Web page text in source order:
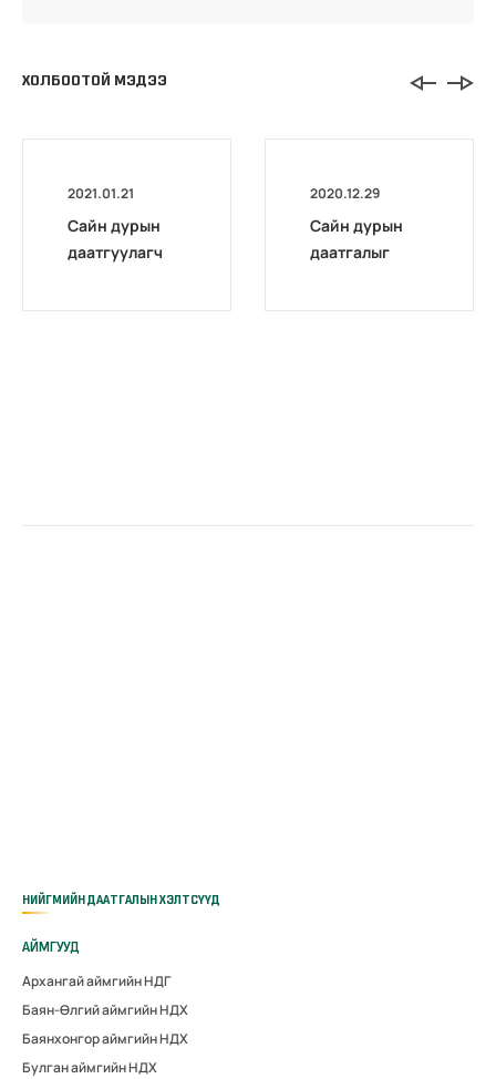
ХОЛБООТОЙ МЭДЭЭ
2021.01.21
Сайн дурын
даатгуулагч
2020.12.29
Сайн дурын
даатгалыг
НИЙГМИЙН ДААТГАЛЫН ХЭЛТСҮҮД
АЙМГУУД
Архангай аймгийн НДГ
Баян-Өлгий аймгийн НДХ
Баянхонгор аймгийн НДХ
Булган аймгийн НДХ